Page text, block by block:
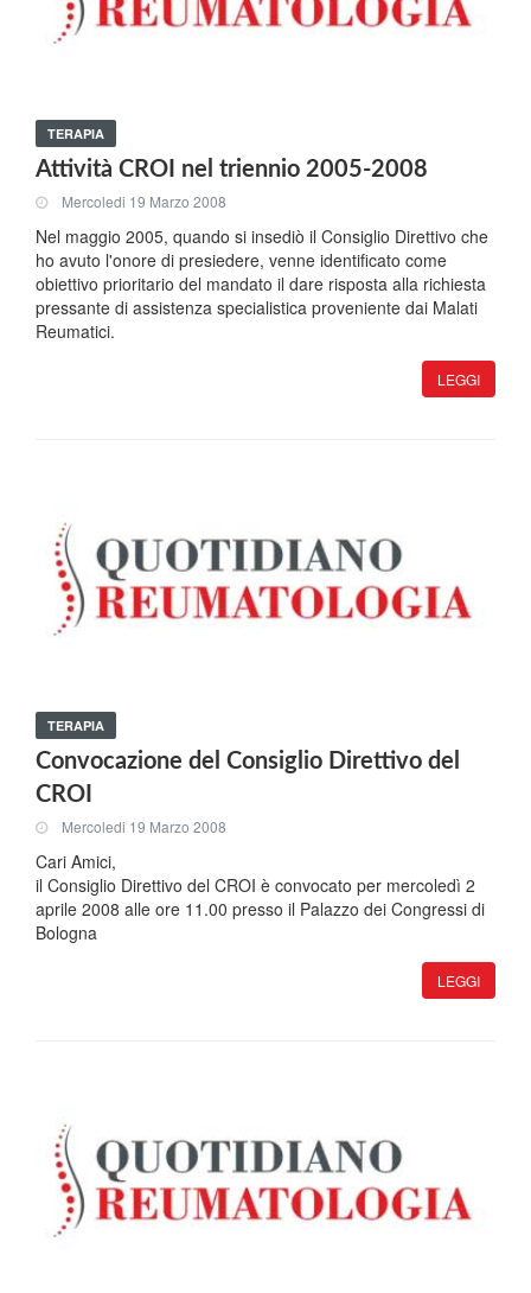
TERAPIA
Attività CROI nel triennio 2005-2008
Mercoledi 19 Marzo 2008
Nel maggio 2005, quando si insediò il Consiglio Direttivo che
ho avuto l'onore di presiedere, venne identificato come
obiettivo prioritario del mandato il dare risposta alla richiesta
pressante di assistenza specialistica proveniente dai Malati
Reumatici.
LEGGI
TERAPIA
Convocazione del Consiglio Direttivo del
CROI
Mercoledi 19 Marzo 2008
Cari Amici,
il Consiglio Direttivo del CROI è convocato per mercoledì 2
aprile 2008 alle ore 11.00 presso il Palazzo dei Congressi di
Bologna
LEGGI